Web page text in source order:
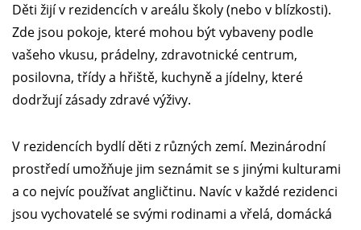
Děti žijí v rezidencích v areálu školy (nebo v blízkosti).
Zde jsou pokoje, které mohou být vybaveny podle
vašeho vkusu, prádelny, zdravotnické centrum,
posilovna, třídy a hřiště, kuchyně a jídelny, které
dodržují zásady zdravé výživy.
V rezidencích bydlí děti z různých zemí. Mezinárodní
prostředí umožňuje jim seznámit se s jinými kulturami
a co nejvíc používat angličtinu. Navíc v každé rezidenci
jsou vychovatelé se svými rodinami a vřelá, domácká